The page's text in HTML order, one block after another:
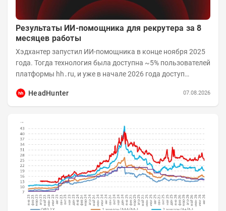
Результаты ИИ-помощника для рекрутера за 8
месяцев работы
Хэдхантер запустил ИИ-помощника в конце ноября 2025
года. Тогда технология была доступна ~5% пользователей
платформы hh․ru, и уже в начале 2026 года доступ
HeadHunter
07.08.2026